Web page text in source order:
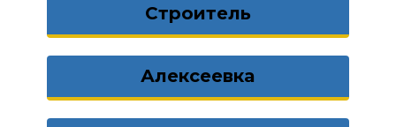
Строитель
Алексеевка